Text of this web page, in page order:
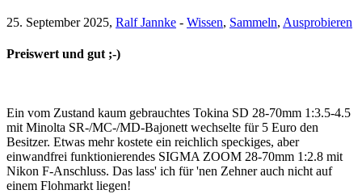
25. September 2025, Ralf Jannke - Wissen, Sammeln, Ausprobieren
Preiswert und gut ;-)
Ein vom Zustand kaum gebrauchtes Tokina SD 28-70mm 1:3.5-4.5
mit Minolta SR-/MC-/MD-Bajonett wechselte für 5 Euro den
Besitzer. Etwas mehr kostete ein reichlich speckiges, aber
einwandfrei funktionierendes SIGMA ZOOM 28-70mm 1:2.8 mit
Nikon F-Anschluss. Das lass' ich für 'nen Zehner auch nicht auf
einem Flohmarkt liegen!